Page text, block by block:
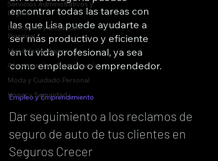
Servicios Administrativos y
Legales
Educación y Desarrollo
Personal
Movilidad y Viajes
Alimentación y Gastronomía
Moda y Cuidado Personal
Hogar y Seguridad
encontrar todas las tareas con
las que Lisa puede ayudarte a
ser más productivo y eficiente
en tu vida profesional, ya sea
como empleado o emprendedor.
Empleo y Emprendimiento
Dar seguimiento a los reclamos de
seguro de auto de tus clientes en
Seguros Crecer